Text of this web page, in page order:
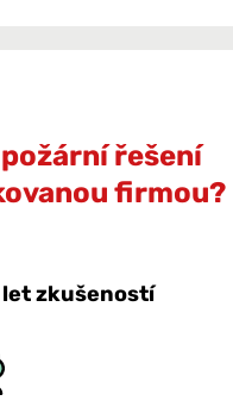
řešení
firmou?
zkušeností